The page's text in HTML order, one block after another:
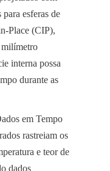
para esferas de
Place (CIP),
milímetro
interna possa
durante as
em Tempo
rastreiam os
e teor de
dados